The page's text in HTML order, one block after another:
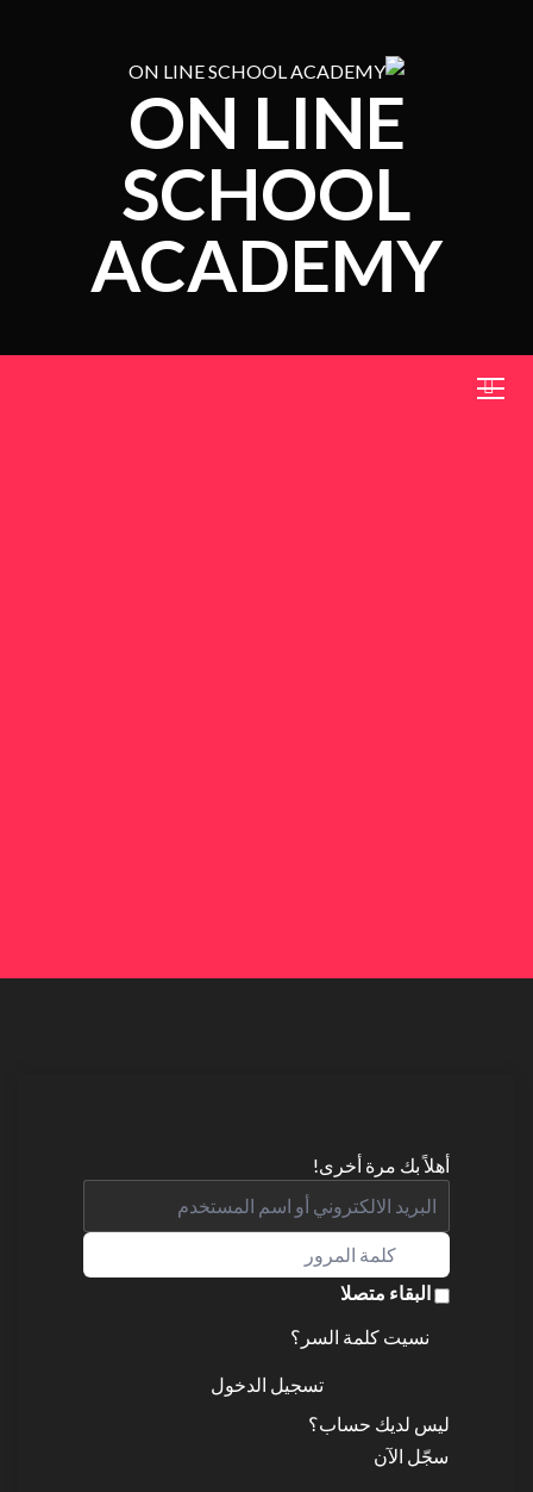
ON LINE
SCHOOL
ACADEMY
أهلاً بك مرة أخرى!
البقاء متصلا
نسيت كلمة السر؟
تسجيل الدخول
ليس لديك حساب؟
سجّل الآن